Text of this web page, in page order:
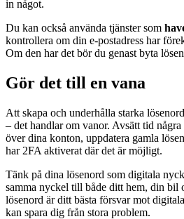
in något.
Du kan också använda tjänster som
kontrollera om din e-postadress har
Om den har det bör du genast byta
Gör det till en vana
Att skapa och underhålla starka
– det handlar om vanor. Avsätt tid
över dina konton, uppdatera gamla
har 2FA aktiverat där det är möjligt.
Tänk på dina lösenord som digitala
samma nyckel till både ditt hem, din bil
lösenord är ditt bästa försvar mot
kan spara dig från stora problem.